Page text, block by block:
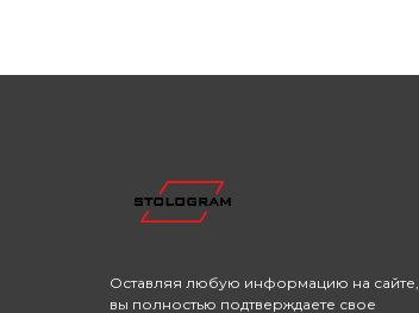
Оставляя любую информацию на сайте,
вы полностью подтверждаете свое